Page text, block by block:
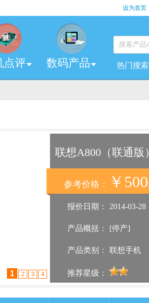
设为首页
点评 数码产品 热门搜索
1 2 3 4
联想A800（联通版）
参考价格： ￥500
报价日期： 2014-03-28
产品概括： [停产]
产品类别： 联想手机
推荐星级：